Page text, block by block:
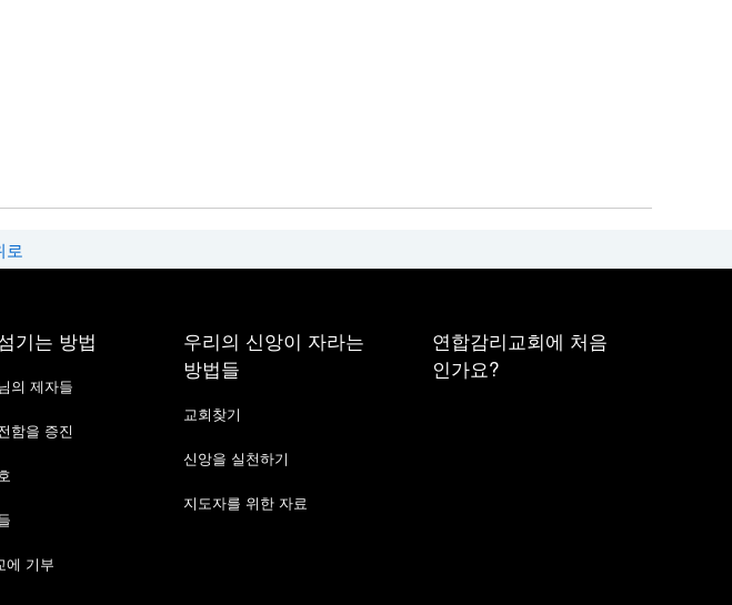
로
기는 방법
의 제자들
함을 증진
에 기부
우리의 신앙이 자라는
방법들
교회찾기
신앙을 실천하기
지도자를 위한 자료
연합감리교회에 처음
인가요?